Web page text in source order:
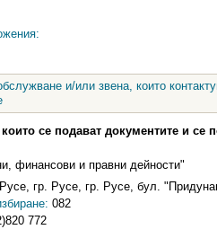
и/или звена, които
се подават документите и се
финансови и правни дейности"
гр. Русе, гр. Русе, бул.
082
772